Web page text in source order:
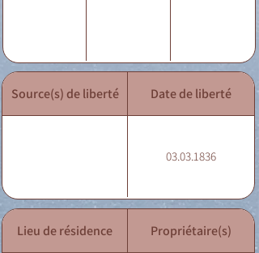
Source(s) de liberté Date de liberté
03.03.1836
Lieu de résidence Propriétaire(s)